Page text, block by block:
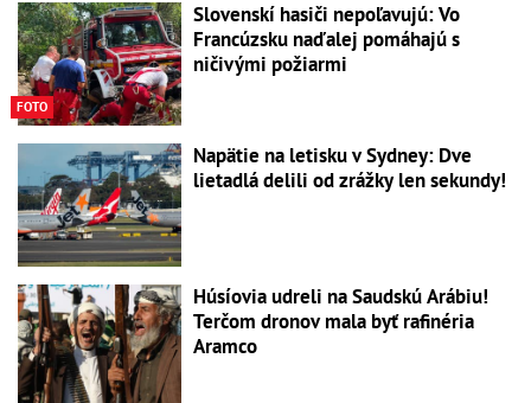
FOTO
Slovenskí hasiči nepoľavujú: Vo
Francúzsku naďalej pomáhajú s
ničivými požiarmi
Napätie na letisku v Sydney: Dve
lietadlá delili od zrážky len sekundy!
Húsíovia udreli na Saudskú Arábiu!
Terčom dronov mala byť rafinéria
Aramco